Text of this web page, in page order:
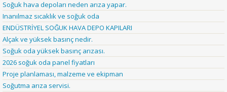
Soğuk hava depoları neden arıza yapar.
Inanılmaz sıcaklık ve soğuk oda
ENDÜSTRİYEL SOĞUK HAVA DEPO KAPILARI
Alçak ve yüksek basınç nedir.
Soğuk oda yüksek basınç arızası.
2026 soğuk oda panel fiyatları
Proje planlaması, malzeme ve ekipman
Soğutma arıza servisi.